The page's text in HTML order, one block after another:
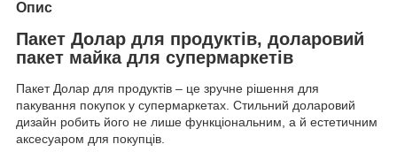
Опис
Пакет Долар для продуктів, доларовий
пакет майка для супермаркетів
Пакет Долар для продуктів – це зручне рішення для
пакування покупок у супермаркетах. Стильний доларовий
дизайн робить його не лише функціональним, а й естетичним
аксесуаром для покупців.